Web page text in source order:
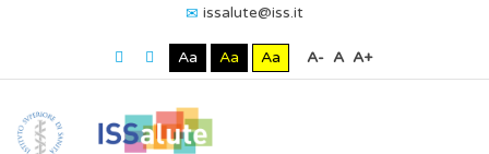
issalute@iss.it
Aa Aa Aa A- A A+